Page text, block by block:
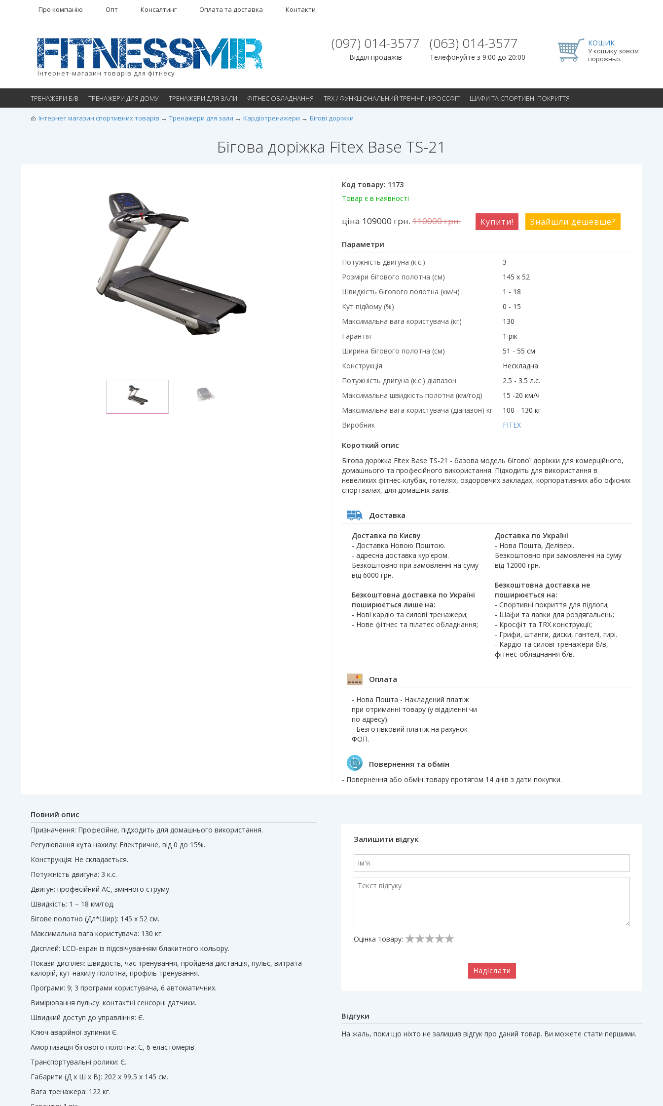
Про компанію Опт Консалтинг Оплата та доставка Контакти
Інтернет-магазин товарів для фітнесу
(063) 014-3577
Телефонуйте з 9:00 до 20:00
(097) 014-3577
Відділ продажів
КОШИК
У кошику зовсім
порожньо.
ТРЕНАЖЕРИ Б/В ТРЕНАЖЕРИ ДЛЯ ДОМУ ТРЕНАЖЕРИ ДЛЯ ЗАЛИ ФІТНЕС ОБЛАДНАННЯ TRX / ФУНКЦІОНАЛЬНИЙ ТРЕНІНГ / КРОССФІТ ШАФИ ТА СПОРТИВНІ ПОКРИТТЯ
Інтернет магазин спортивних товарів Тренажери для зали Кардіотренажери Бігові доріжки
Бігова доріжка Fitex Base TS-21
Код товару: 1173
Товар є в наявності
ціна 109000 грн. 110000грн. Купити! Знайшли дешевше?
Параметри
Потужність двигуна (к.с.)
3
Розміри бігового полотна (см)
145 х 52
Швидкість бігового полотна (км/ч)
1 - 18
Кут підйому (%)
0 - 15
Максимальна вага користувача (кг)
130
Гарантія
1 рік
Ширина бігового полотна (см)
51 - 55 см
Конструкція
Нескладна
Потужність двигуна (к.с.) діапазон
2.5 - 3.5 л.с.
Максимальна швидкість полотна (км/год)
15 -20 км/ч
Максимальна вага користувача (діапазон) кг
100 - 130 кг
Виробник
FITEX
Короткий опис
Бігова доріжка Fitex Base TS-21 - базова модель бігової доріжки для комерційного,
домашнього та професійного використання. Підходить для використання в
невеликих фітнес-клубах, готелях, оздоровчих закладах, корпоративних або офісних
спортзалах, для домашніх залів.
Доставка
Доставка по Києву
- Доставка Новою Поштою.
- адресна доставка кур'єром.
Безкоштовно при замовленні на суму
від 6000 грн.
Безкоштовна доставка по Україні
поширюється лише на:
- Нові кардіо та силові тренажери;
- Нове фітнес та пілатес обладнання;
Доставка по Україні
- Нова Пошта, Делівері.
Безкоштовно при замовленні на суму
від 12000 грн.
Безкоштовна доставка не
поширюється на:
- Спортивні покриття для підлоги;
- Шафи та лавки для роздягальень;
- Кросфіт та TRX конструкції;
- Грифи, штанги, диски, гантелі, гирі.
- Кардіо та силові тренажери б/в,
фітнес-обладнання б/в.
Оплата
- Нова Пошта - Накладений платіж
при отриманні товару (у відділенні чи
по адресу).
- Безготівковий платіж на рахунок
ФОП.
Повернення та обмін
- Повернення або обмін товару протягом 14 днів з дати покупки.
Повний опис
Призначення: Професійне, підходить для домашнього використання.
Регулювання кута нахилу: Електричне, від 0 до 15%.
Конструкція: Не складається.
Потужність двигуна: 3 к.с.
Двигун: професійний АС, змінного струму.
Швидкість: 1 – 18 км/год.
Бігове полотно (Дл*Шир): 145 х 52 см.
Максимальна вага користувача: 130 кг.
Дисплей: LCD-екран із підсвічуванням блакитного кольору.
Покази дисплея: швидкість, час тренування, пройдена дистанція, пульс, витрата
калорій, кут нахилу полотна, профіль тренування.
Програми: 9; 3 програми користувача, 6 автоматичних.
Вимірювання пульсу: контактні сенсорні датчики.
Швидкий доступ до управління: Є.
Ключ аварійної зупинки Є.
Амортизація бігового полотна: Є, 6 еластомерів.
Транспортувальні ролики: Є.
Габарити (Д x Ш x В): 202 х 99,5 х 145 см.
Вага тренажера: 122 кг.
Залишити відгук
Оцінка товару:
Надіслати
Відгуки
На жаль, поки що ніхто не залишив відгук про даний товар. Ви можете стати першими.